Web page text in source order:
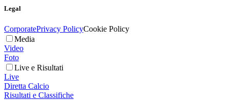
Legal
CorporatePrivacy PolicyCookie Policy
Media
Video
Foto
Live e Risultati
Live
Diretta Calcio
Risultati e Classifiche